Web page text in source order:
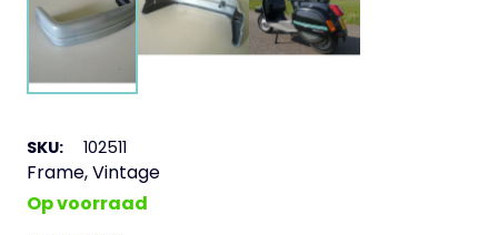
SKU: 102511
Frame,Vintage
Op voorraad